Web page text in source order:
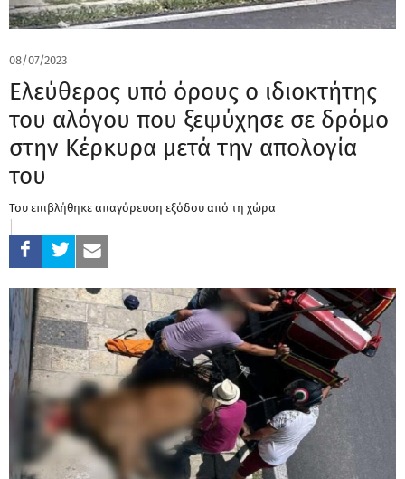
08/07/2023
Ελεύθερος υπό όρους ο ιδιοκτήτης
του αλόγου που ξεψύχησε σε δρόμο
στην Κέρκυρα μετά την απολογία
του
Του επιβλήθηκε απαγόρευση εξόδου από τη χώρα